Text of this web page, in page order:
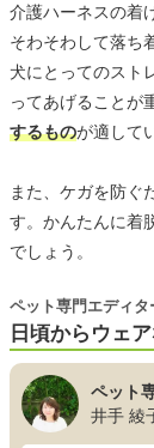
介護ハーネスの着
そわそわして落ち
犬にとってのスト
ってあげることが
するものが適して
また、ケガを防ぐ
す。かんたんに着
でしょう。
日頃からウェ
ペット専門エディ
ペット
井手 綾